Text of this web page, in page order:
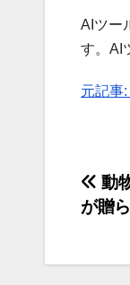
AIツー
す。AI
元記事
投
稿
ナ
動
が贈